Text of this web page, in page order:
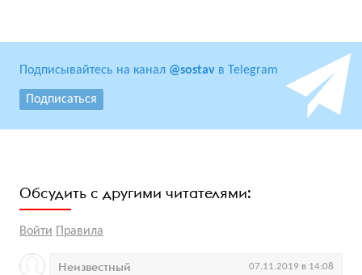
Подписывайтесь на канал @sostav в Telegram
Подписаться
Обсудить с другими читателями:
Войти Правила
Неизвестный 07.11.2019 в 14:08